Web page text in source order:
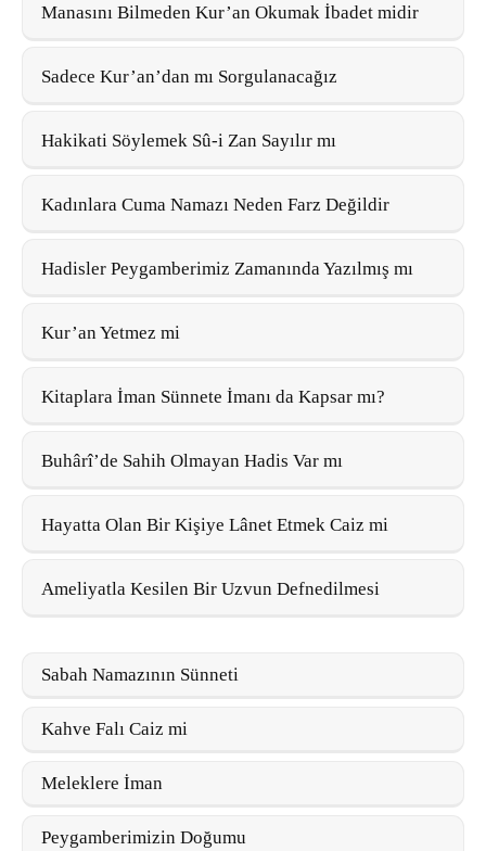
Manasını Bilmeden Kur’an Okumak İbadet midir
Sadece Kur’an’dan mı Sorgulanacağız
Hakikati Söylemek Sû-i Zan Sayılır mı
Kadınlara Cuma Namazı Neden Farz Değildir
Hadisler Peygamberimiz Zamanında Yazılmış mı
Kur’an Yetmez mi
Kitaplara İman Sünnete İmanı da Kapsar mı?
Buhârî’de Sahih Olmayan Hadis Var mı
Hayatta Olan Bir Kişiye Lânet Etmek Caiz mi
Ameliyatla Kesilen Bir Uzvun Defnedilmesi
Sabah Namazının Sünneti
Kahve Falı Caiz mi
Meleklere İman
Peygamberimizin Doğumu